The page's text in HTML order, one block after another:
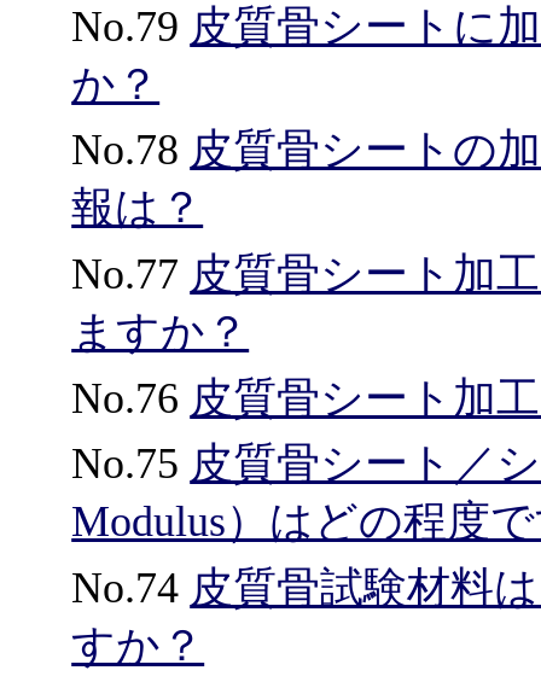
No.79 皮質骨シートに
か？
No.78 皮質骨シートの
報は？
No.77 皮質骨シート加
ますか？
No.76 皮質骨シート加
No.75 皮質骨シート／
Modulus）はどの程度
No.74 皮質骨試験材料
すか？